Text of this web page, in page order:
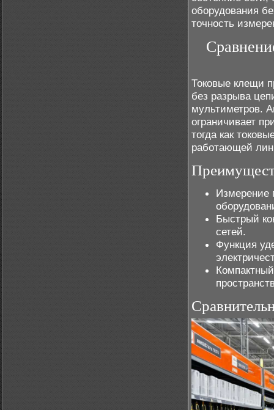
оборудования
точность
Токовые клещи
без разрыва
мультиметров.
ограничивает
тогда как
работающей
Измерение
Быстрый
сетей.
Функция